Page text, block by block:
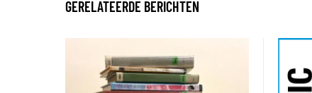
GERELATEERDE BERICHTEN